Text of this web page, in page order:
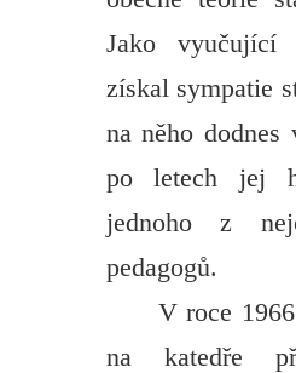
Jako vyučující
získal sympatie
na něho dodnes
po letech jej
jednoho z
pedagogů.
V roce
na katedře